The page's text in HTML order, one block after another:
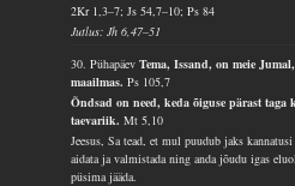
2Kr 1,3–7; Js 54,7–10; Ps 84
Jutlus: Jh 6,47–51
30. PühapäevTema, Issand, on meie
maailmas.Ps 105,7
Õndsad on need, keda õiguse pärast taga
taevariik.Mt 5,10
Jeesus, Sa tead, et mul puudub jaks
aidata ja valmistada ning anda jõudu igas
püsima jääda.